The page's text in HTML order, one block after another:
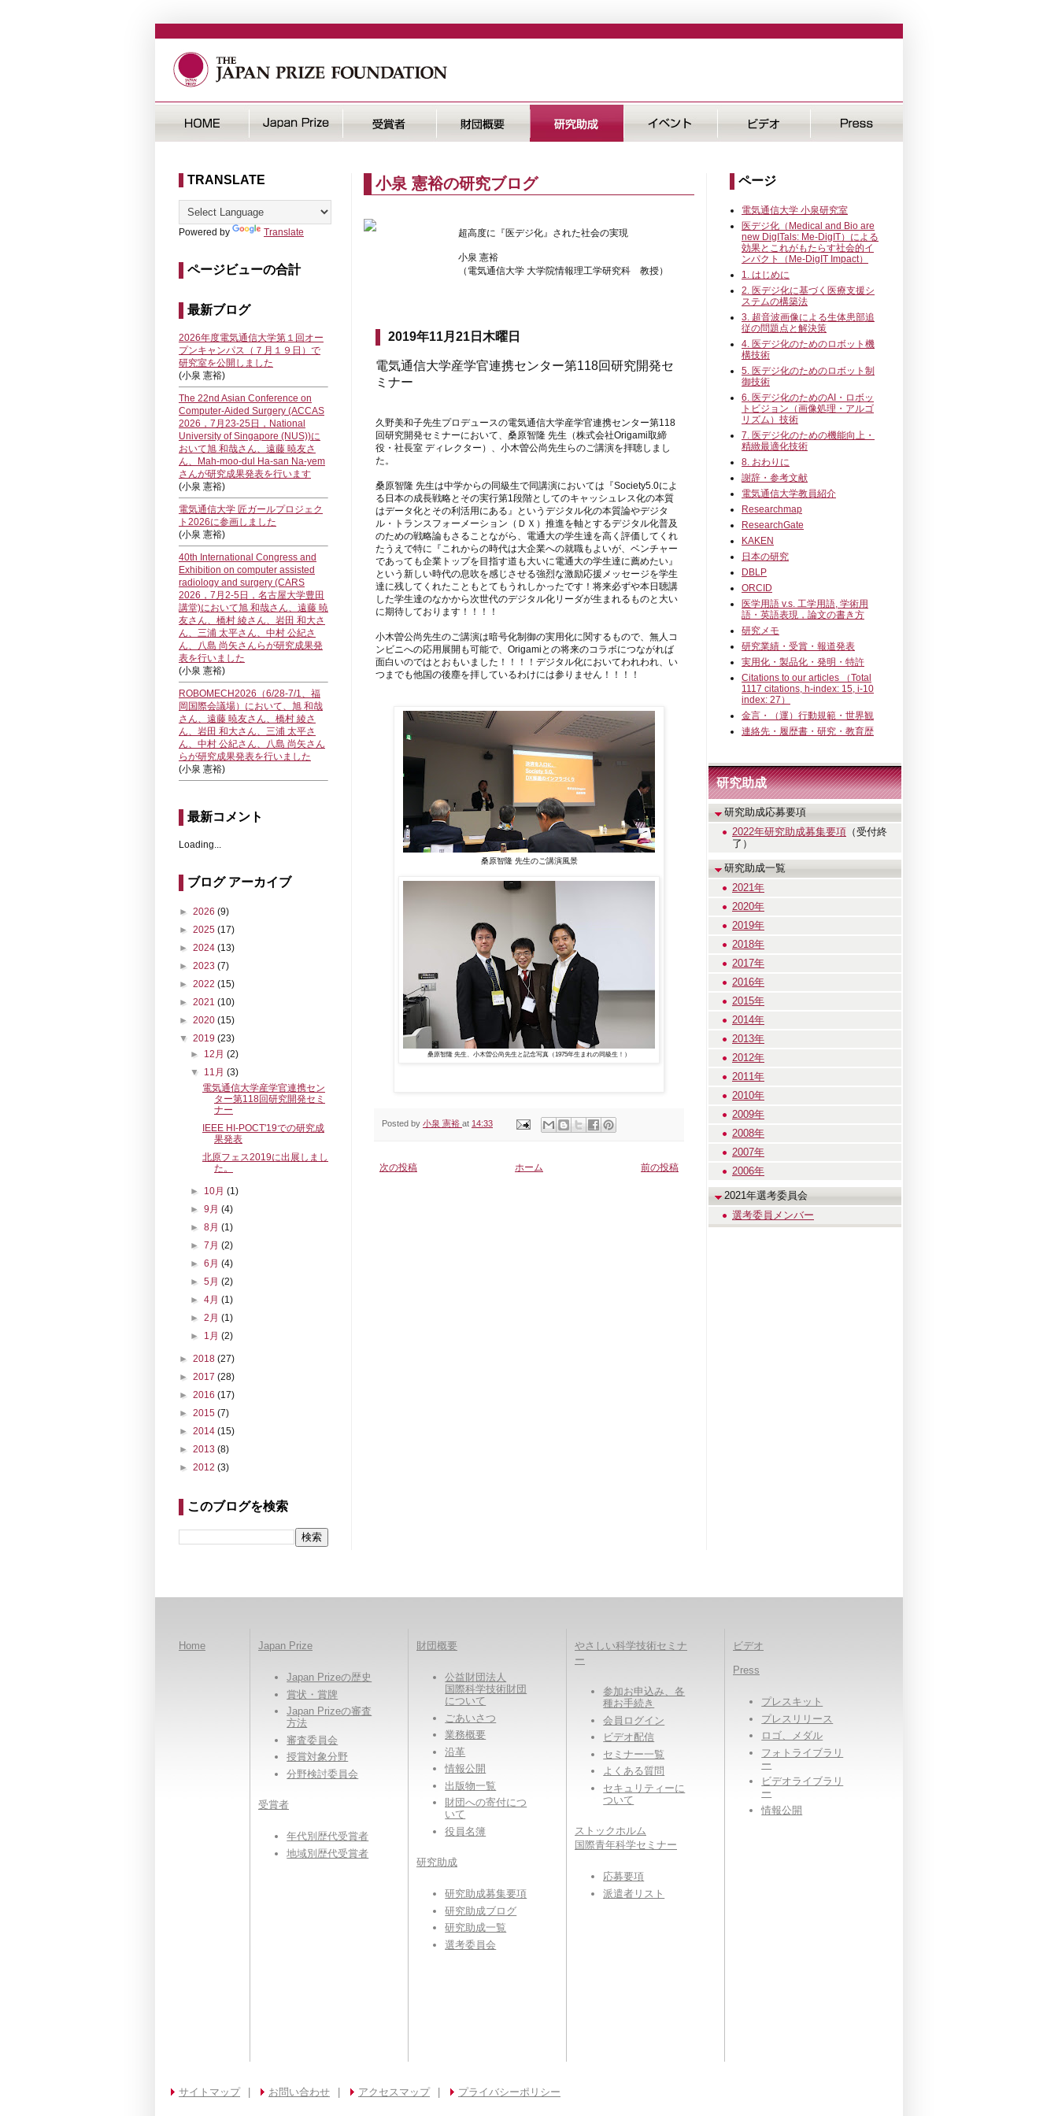
小泉 憲裕の研究ブログ
超高度に『医デジ化』された社会の実現
小泉 憲裕
（電気通信大学 大学院情報理工学研究科 教授）
2019年11月21日木曜日
電気通信大学産学官連携センター第118回研究開発セ
ミナー
久野美和子先生プロデュースの電気通信大学産学官連携センター第118
回研究開発セミナーにおいて、桑原智隆 先生（株式会社Origami取締
役・社長室 ディレクター）、小木曽公尚先生らのご講演を拝聴しまし
た。
桑原智隆 先生は中学からの同級生で同講演においては『Society5.0によ
る日本の成長戦略とその実行第1段階としてのキャッシュレス化の本質
はデータ化とその利活用にある』というデジタル化の本質論やデジタ
ル・トランスフォーメーション（ＤＸ）推進を軸とするデジタル化普及
のための戦略論もさることながら、電通大の学生達を高く評価してくれ
たうえで特に『これからの時代は大企業への就職もよいが、ベンチャー
であっても企業トップを目指す道も大いに電通大の学生達に薦めたい』
という新しい時代の息吹を感じさせる強烈な激励応援メッセージを学生
達に残してくれたこともとてもうれしかったです！将来必ずや本日聴講
した学生達のなかから次世代のデジタル化リーダが生まれるものと大い
に期待しております！！！！
小木曽公尚先生のご講演は暗号化制御の実用化に関するもので、無人コ
ンビニへの応用展開も可能で、Origamiとの将来のコラボにつながれば
面白いのではとおもいました！！！！デジタル化においてわれわれ、い
つまでも他国の後塵を拝しているわけには参りません！！！！
桑原智隆 先生のご講演風景
桑原智隆 先生、小木曽公尚先生と記念写真（1975年生まれの同級生！）
Posted by 小泉 憲裕 at 14:33
次の投稿 前の投稿
ホーム
TRANSLATE
Powered by Translate
ページビューの合計
最新ブログ
2026年度電気通信大学第１回オー
プンキャンパス（７月１９日）で
研究室を公開しました
(小泉 憲裕)
The 22nd Asian Conference on
Computer-Aided Surgery (ACCAS
2026，7月23-25日，National
University of Singapore (NUS))に
おいて旭 和哉さん、遠藤 暁友さ
ん、Mah-moo-dul Ha-san Na-yem
さんが研究成果発表を行います
(小泉 憲裕)
電気通信大学 匠ガールプロジェク
ト2026に参画しました
(小泉 憲裕)
40th International Congress and
Exhibition on computer assisted
radiology and surgery (CARS
2026，7月2-5日，名古屋大学豊田
講堂)において旭 和哉さん、遠藤 暁
友さん、橋村 綾さん、岩田 和大さ
ん、三浦 太平さん、中村 公紀さ
ん、八島 尚矢さんらが研究成果発
表を行いました
(小泉 憲裕)
ROBOMECH2026（6/28-7/1、福
岡国際会議場）において、旭 和哉
さん、遠藤 暁友さん、橋村 綾さ
ん、岩田 和大さん、三浦 太平さ
ん、中村 公紀さん、八島 尚矢さん
らが研究成果発表を行いました
(小泉 憲裕)
最新コメント
Loading...
ブログ アーカイブ
► 2026 (9)
► 2025 (17)
► 2024 (13)
► 2023 (7)
► 2022 (15)
► 2021 (10)
► 2020 (15)
▼ 2019 (23)
► 12月(2)
▼ 11月(3)
電気通信大学産学官連携セン
ター第118回研究開発セミ
ナー
IEEE HI-POCT'19での研究成
果発表
北原フェス2019に出展しまし
た。
► 10月(1)
►9月(4)
►8月(1)
►7月(2)
►6月(4)
►5月(2)
►4月(1)
►2月(1)
► 1月(2)
► 2018 (27)
► 2017 (28)
► 2016 (17)
► 2015 (7)
► 2014 (15)
► 2013 (8)
► 2012 (3)
このブログを検索
ページ
電気通信大学 小泉研究室
医デジ化（Medical and Bio are
new DigITals: Me-DigIT）による
効果とこれがもたらす社会的イ
ンパクト（Me-DigIT Impact）
1. はじめに
2. 医デジ化に基づく医療支援シ
ステムの構築法
3. 超音波画像による生体患部追
従の問題点と解決策
4. 医デジ化のためのロボット機
構技術
5. 医デジ化のためのロボット制
御技術
6. 医デジ化のためのAI・ロボッ
トビジョン（画像処理・アルゴ
リズム）技術
7. 医デジ化のための機能向上・
精緻最適化技術
8. おわりに
謝辞・参考文献
電気通信大学教員紹介
Researchmap
ResearchGate
KAKEN
日本の研究
DBLP
ORCID
医学用語 v.s. 工学用語, 学術用
語・英語表現，論文の書き方
研究メモ
研究業績・受賞・報道発表
実用化・製品化・発明・特許
Citations to our articles （Total
1117 citations, h-index: 15, i-10
index: 27）
金言・（運）行動規範・世界観
連絡先・履歴書・研究・教育歴
研究助成
研究助成応募要項
2022年研究助成募集要項 （受付終
了）
研究助成一覧
2021年
2020年
2019年
2018年
2017年
2016年
2015年
2014年
2013年
2012年
2011年
2010年
2009年
2008年
2007年
2006年
2021年選考委員会
選考委員メンバー
Home Japan Prize
Japan Prizeの歴史
賞状・賞牌
Japan Prizeの審査
方法
審査委員会
授賞対象分野
分野検討委員会
受賞者
年代別歴代受賞者
地域別歴代受賞者
財団概要
公益財団法人
国際科学技術財団
について
ごあいさつ
業務概要
沿革
情報公開
出版物一覧
財団への寄付につ
いて
役員名簿
研究助成
研究助成募集要項
研究助成ブログ
研究助成一覧
選考委員会
やさしい科学技術セミナ
ー
参加お申込み、各
種お手続き
会員ログイン
ビデオ配信
セミナー一覧
よくある質問
セキュリティーに
ついて
ストックホルム
国際青年科学セミナー
応募要項
派遣者リスト
ビデオ
Press
プレスキット
プレスリリース
ロゴ、メダル
フォトライブラリ
ー
ビデオライブラリ
ー
情報公開
サイトマップ お問い合わせ アクセスマップ プライバシーポリシー